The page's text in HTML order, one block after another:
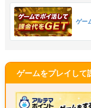
ゲー
ゲームをプレイして